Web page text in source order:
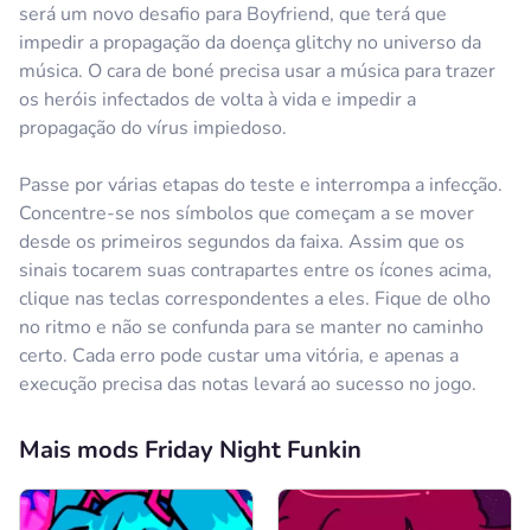
será um novo desafio para Boyfriend, que terá que
impedir a propagação da doença glitchy no universo da
música. O cara de boné precisa usar a música para trazer
os heróis infectados de volta à vida e impedir a
propagação do vírus impiedoso.
Passe por várias etapas do teste e interrompa a infecção.
Concentre-se nos símbolos que começam a se mover
desde os primeiros segundos da faixa. Assim que os
sinais tocarem suas contrapartes entre os ícones acima,
clique nas teclas correspondentes a eles. Fique de olho
no ritmo e não se confunda para se manter no caminho
certo. Cada erro pode custar uma vitória, e apenas a
execução precisa das notas levará ao sucesso no jogo.
Mais mods Friday Night Funkin